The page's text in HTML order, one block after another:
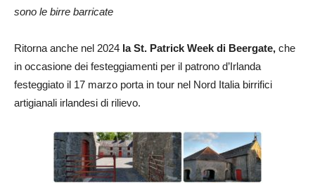
sono le birre barricate
Ritorna anche nel 2024 la St. Patrick Week di Beergate, che
in occasione dei festeggiamenti per il patrono d’Irlanda
festeggiato il 17 marzo porta in tour nel Nord Italia birrifici
artigianali irlandesi di rilievo.